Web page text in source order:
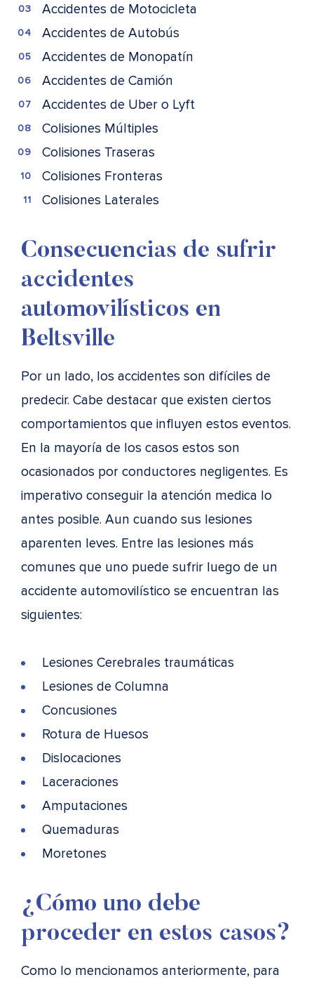
Accidentes de Motocicleta
Accidentes de Autobús
Accidentes de Monopatín
Accidentes de Camión
Accidentes de Uber o Lyft
Colisiones Múltiples
Colisiones Traseras
Colisiones Fronteras
Colisiones Laterales
Consecuencias de sufrir
accidentes
automovilísticos en
Beltsville
Por un lado, los accidentes son difíciles de
predecir. Cabe destacar que existen ciertos
comportamientos que influyen estos eventos.
En la mayoría de los casos estos son
ocasionados por conductores negligentes. Es
imperativo conseguir la atención medica lo
antes posible. Aun cuando sus lesiones
aparenten leves. Entre las lesiones más
comunes que uno puede sufrir luego de un
accidente automovilístico se encuentran las
siguientes:
Lesiones Cerebrales traumáticas
Lesiones de Columna
Concusiones
Rotura de Huesos
Dislocaciones
Laceraciones
Amputaciones
Quemaduras
Moretones
¿Cómo uno debe
proceder en estos casos?
Como lo mencionamos anteriormente, para